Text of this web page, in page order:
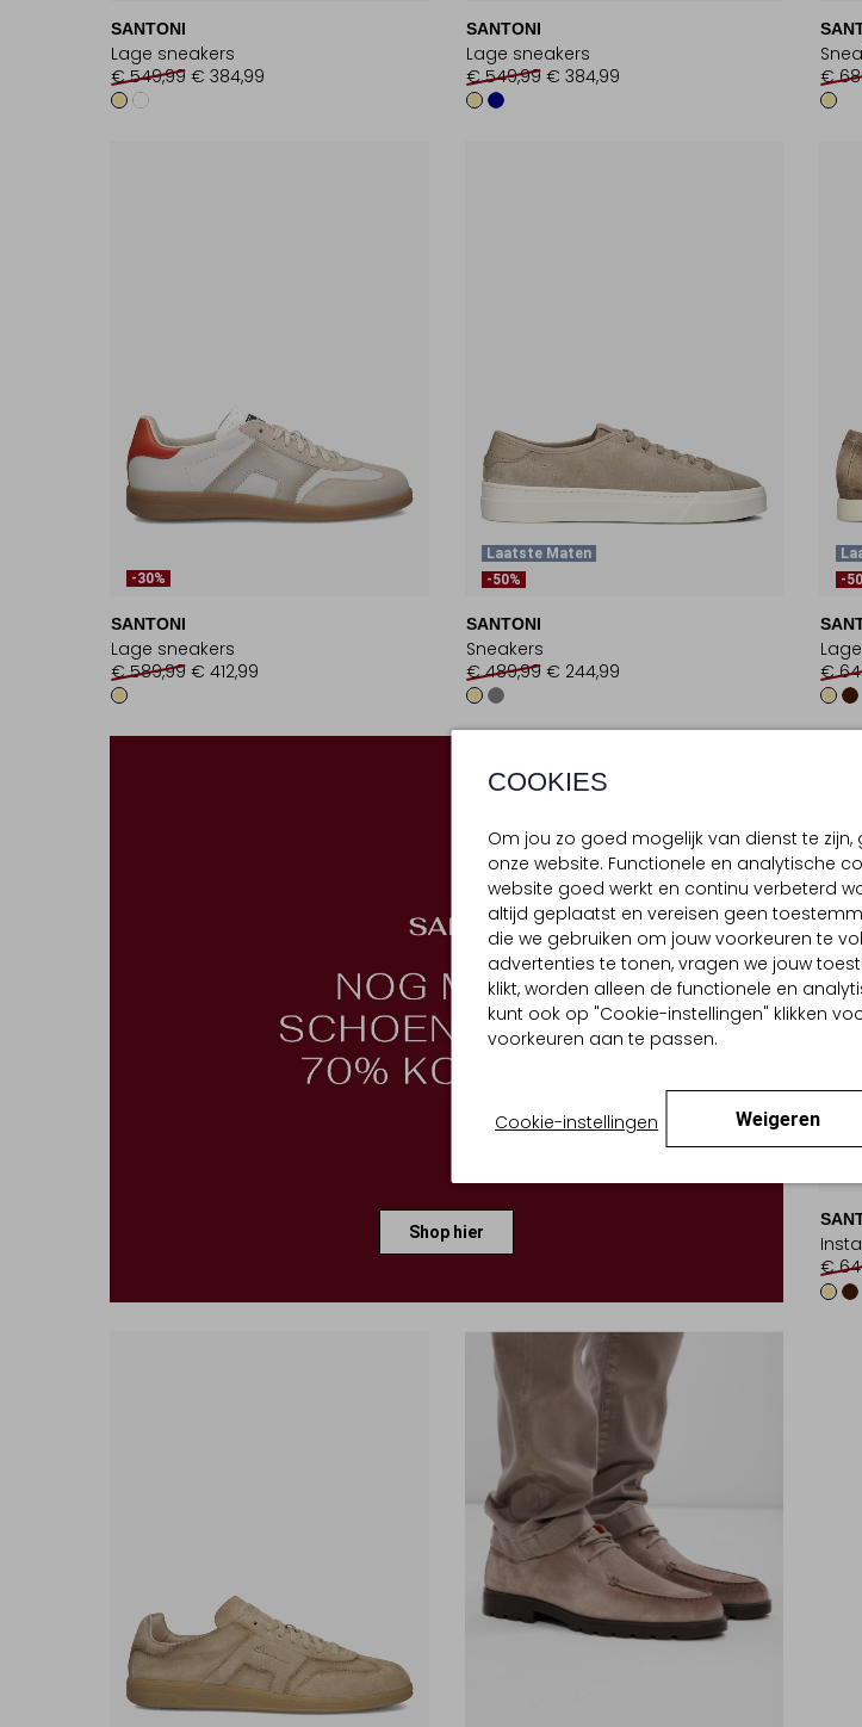
COOKIES
Om jou zo goed mogelijk van dienst te
onze website. Functionele en analytische
website goed werkt en continu verbeterd
altijd geplaatst en vereisen geen
die we gebruiken om jouw voorkeuren te
advertenties te tonen, vragen we jouw
klikt, worden alleen de functionele en
kunt ook op "Cookie-instellingen" klikken
voorkeuren aan te passen.
Cookie-instellingen Weigeren
SANTONI
Lage sneakers
€ 549,99 € 384,99
SANTONI
Lage sneakers
€ 549,99 € 384,99
€
-30%
SANTONI
Lage sneakers
€ 589,99 € 412,99
Laatste Maten
-50%
SANTONI
Sneakers
€ 489,99 € 244,99
-
€
Shop hier
€